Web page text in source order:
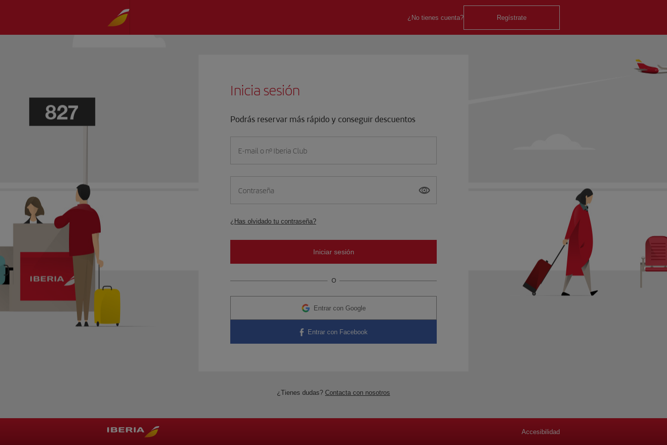
Inicia sesión
Podrás reservar más rápido y conseguir descuentos
E-mail o nº Iberia Club
Contraseña
¿Has olvidado tu contraseña?
O
Entrar con Google
Entrar con Facebook
¿Tienes dudas? Contacta con nosotros